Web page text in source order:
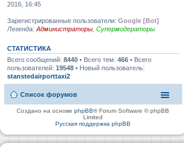
2016, 16:45
Зарегистрированные пользователи: Google [Bot]
Легенда: Администраторы Супермодераторы
СТАТИСТИКА
Всего сообщений: 8440 • Всего тем: 466 • Всего
пользователей: 19548 • Новый пользователь:
stanstedairporttaxi2
Список форумов
Создано на основеphpBB® Forum Software © phpBB
Limited
Русская поддержка phpBB